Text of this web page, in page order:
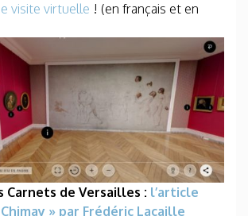
visite virtuelle ! (en français et en
Carnets de Versailles : l’article
» par Frédéric Lacaille